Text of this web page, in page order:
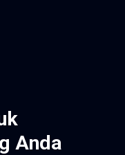
Anda